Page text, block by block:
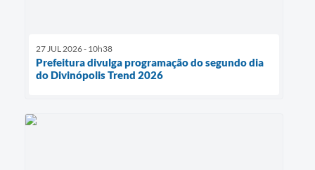
27 JUL 2026 - 10h38
Prefeitura divulga programação do segundo dia
do Divinópolis Trend 2026